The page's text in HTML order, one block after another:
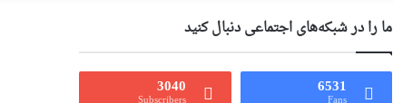
ما را در شبکه‌های اجتماعی دنبال کنید
6531
3040